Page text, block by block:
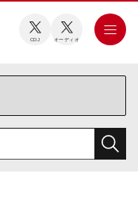
CDJ オーディオ